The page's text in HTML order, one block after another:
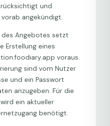
und
angekündigt.
des Angebotes setzt
Erstellung eines
voraus.
sind vom Nutzer
und ein Passwort
anzugeben. Für die
ein aktueller
benötigt.